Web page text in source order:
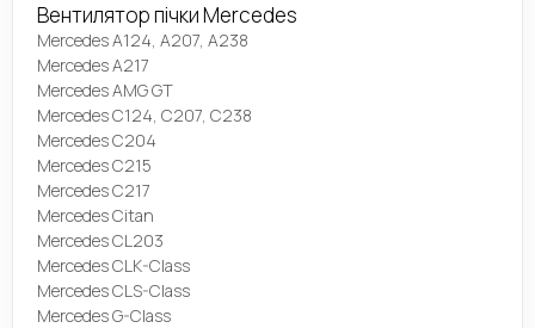
Вентилятор пічки Mercedes
Mercedes A124, A207, A238
Mercedes A217
Mercedes AMG GT
Mercedes C124, C207, C238
Mercedes C204
Mercedes C215
Mercedes C217
Mercedes Citan
Mercedes CL203
Mercedes CLK-Class
Mercedes CLS-Class
Mercedes G-Class